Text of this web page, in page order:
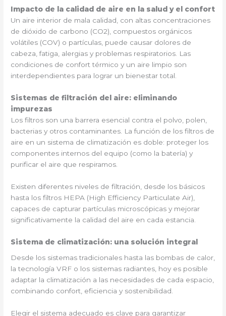
Impacto de la calidad de aire en la salud y el confort
Un aire interior de mala calidad, con altas concentraciones
de dióxido de carbono (CO2), compuestos orgánicos
volátiles (COV) o partículas, puede causar dolores de
cabeza, fatiga, alergias y problemas respiratorios. Las
condiciones de confort térmico y un aire limpio son
interdependientes para lograr un bienestar total.
Sistemas de filtración del aire: eliminando
impurezas
Los filtros son una barrera esencial contra el polvo, polen,
bacterias y otros contaminantes. La función de los filtros de
aire en un sistema de climatización es doble: proteger los
componentes internos del equipo (como la batería) y
purificar el aire que respiramos.
Existen diferentes niveles de filtración, desde los básicos
hasta los filtros HEPA (High Efficiency Particulate Air),
capaces de capturar partículas microscópicas y mejorar
significativamente la calidad del aire en cada estancia.
Sistema de climatización: una solución integral
Desde los sistemas tradicionales hasta las bombas de calor,
la tecnología VRF o los sistemas radiantes, hoy es posible
adaptar la climatización a las necesidades de cada espacio,
combinando confort, eficiencia y sostenibilidad.
Elegir el sistema adecuado es clave para garantizar